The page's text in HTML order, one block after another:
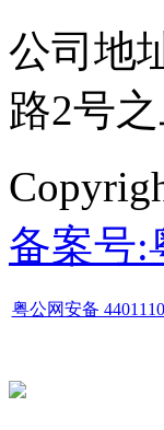
公司地
路2号
备案号:
粤公网安备